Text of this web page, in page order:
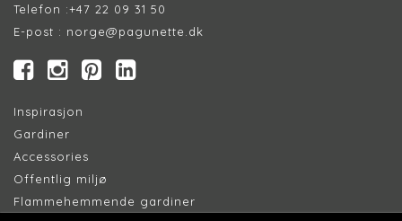
Telefon :+47 22 09 31 50
E-post : norge@pagunette.dk
Inspirasjon
Gardiner
Accessories
Offentlig miljø
Flammehemmende gardiner